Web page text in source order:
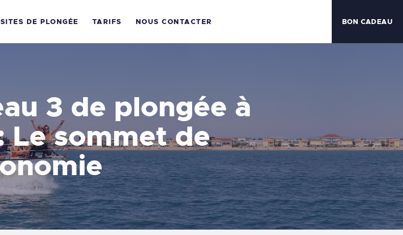
SITES DE PLONGÉE TARIFS NOUS CONTACTER BON CADEAU
3 de plongée à
sommet de
PLONGÉE
DE PLONGÉE
CONTACTER